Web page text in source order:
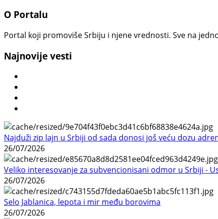
O Portalu
Portal koji promoviše Srbiju i njene vrednosti. Sve na
Najnovije vesti
Najduži zip lajn u Srbiji od sada donosi još veću dozu
26/07/2026
Veliko interesovanje za subvencionisani odmor u Srbiji -
26/07/2026
Selo Jablanica, lepota i mir među borovima
26/07/2026